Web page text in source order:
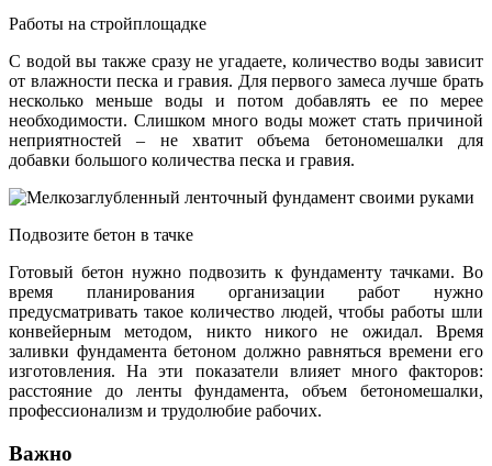
Работы на стройплощадке
С водой вы также сразу не угадаете, количество воды зависит
от влажности песка и гравия. Для первого замеса лучше брать
несколько меньше воды и потом добавлять ее по мерее
необходимости. Слишком много воды может стать причиной
неприятностей – не хватит объема бетономешалки для
добавки большого количества песка и гравия.
Подвозите бетон в тачке
Готовый бетон нужно подвозить к фундаменту тачками. Во
время планирования организации работ нужно
предусматривать такое количество людей, чтобы работы шли
конвейерным методом, никто никого не ожидал. Время
заливки фундамента бетоном должно равняться времени его
изготовления. На эти показатели влияет много факторов:
расстояние до ленты фундамента, объем бетономешалки,
профессионализм и трудолюбие рабочих.
Важно